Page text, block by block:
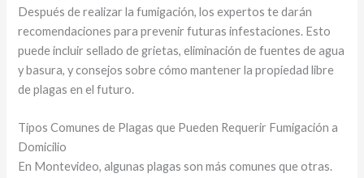
Después de realizar la fumigación, los expertos te darán
recomendaciones para prevenir futuras infestaciones. Esto
puede incluir sellado de grietas, eliminación de fuentes de agua
y basura, y consejos sobre cómo mantener la propiedad libre
de plagas en el futuro.
Tipos Comunes de Plagas que Pueden Requerir Fumigación a
Domicilio
En Montevideo, algunas plagas son más comunes que otras.